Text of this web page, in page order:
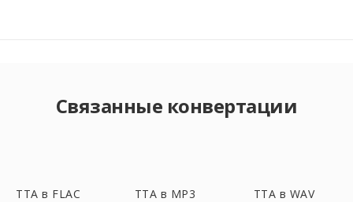
Связанные конвертации
TTA в FLAC TTA в MP3 TTA в WAV